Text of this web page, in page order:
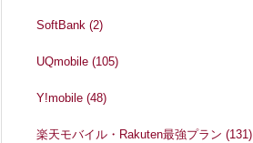
SoftBank(2)
UQmobile(105)
Y!mobile(48)
楽天モバイル・Rakuten最強プラン(131)